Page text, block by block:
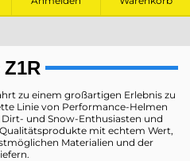
zu einem großartigen Erlebnis zu
Linie von Performance-Helmen
und Snow-Enthusiasten und
mit echtem Wert,
Materialien und der